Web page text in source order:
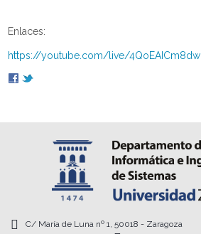
Enlaces:
https://youtube.com/live/4QoEAICm8dw
C/ María de Luna nº 1, 50018 - Zaragoza